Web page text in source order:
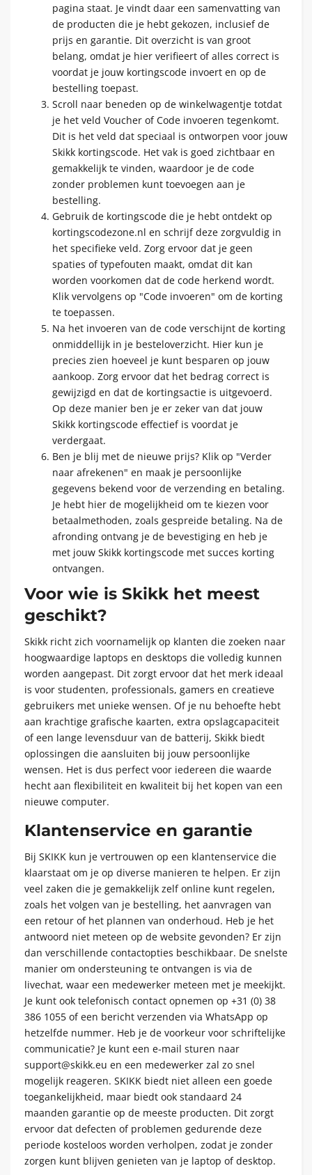
pagina staat. Je vindt daar een samenvatting van
de producten die je hebt gekozen, inclusief de
prijs en garantie. Dit overzicht is van groot
belang, omdat je hier verifieert of alles correct is
voordat je jouw kortingscode invoert en op de
bestelling toepast.
Scroll naar beneden op de winkelwagentje totdat
je het veld Voucher of Code invoeren tegenkomt.
Dit is het veld dat speciaal is ontworpen voor jouw
Skikk kortingscode. Het vak is goed zichtbaar en
gemakkelijk te vinden, waardoor je de code
zonder problemen kunt toevoegen aan je
bestelling.
Gebruik de kortingscode die je hebt ontdekt op
kortingscodezone.nl en schrijf deze zorgvuldig in
het specifieke veld. Zorg ervoor dat je geen
spaties of typefouten maakt, omdat dit kan
worden voorkomen dat de code herkend wordt.
Klik vervolgens op "Code invoeren" om de korting
te toepassen.
Na het invoeren van de code verschijnt de korting
onmiddellijk in je besteloverzicht. Hier kun je
precies zien hoeveel je kunt besparen op jouw
aankoop. Zorg ervoor dat het bedrag correct is
gewijzigd en dat de kortingsactie is uitgevoerd.
Op deze manier ben je er zeker van dat jouw
Skikk kortingscode effectief is voordat je
verdergaat.
Ben je blij met de nieuwe prijs? Klik op "Verder
naar afrekenen" en maak je persoonlijke
gegevens bekend voor de verzending en betaling.
Je hebt hier de mogelijkheid om te kiezen voor
betaalmethoden, zoals gespreide betaling. Na de
afronding ontvang je de bevestiging en heb je
met jouw Skikk kortingscode met succes korting
ontvangen.
Voor wie is Skikk het meest
geschikt?
Skikk richt zich voornamelijk op klanten die zoeken naar
hoogwaardige laptops en desktops die volledig kunnen
worden aangepast. Dit zorgt ervoor dat het merk ideaal
is voor studenten, professionals, gamers en creatieve
gebruikers met unieke wensen. Of je nu behoefte hebt
aan krachtige grafische kaarten, extra opslagcapaciteit
of een lange levensduur van de batterij, Skikk biedt
oplossingen die aansluiten bij jouw persoonlijke
wensen. Het is dus perfect voor iedereen die waarde
hecht aan flexibiliteit en kwaliteit bij het kopen van een
nieuwe computer.
Klantenservice en garantie
Bij SKIKK kun je vertrouwen op een klantenservice die
klaarstaat om je op diverse manieren te helpen. Er zijn
veel zaken die je gemakkelijk zelf online kunt regelen,
zoals het volgen van je bestelling, het aanvragen van
een retour of het plannen van onderhoud. Heb je het
antwoord niet meteen op de website gevonden? Er zijn
dan verschillende contactopties beschikbaar. De snelste
manier om ondersteuning te ontvangen is via de
livechat, waar een medewerker meteen met je meekijkt.
Je kunt ook telefonisch contact opnemen op +31 (0) 38
386 1055 of een bericht verzenden via WhatsApp op
hetzelfde nummer. Heb je de voorkeur voor schriftelijke
communicatie? Je kunt een e-mail sturen naar
support@skikk.eu en een medewerker zal zo snel
mogelijk reageren. SKIKK biedt niet alleen een goede
toegankelijkheid, maar biedt ook standaard 24
maanden garantie op de meeste producten. Dit zorgt
ervoor dat defecten of problemen gedurende deze
periode kosteloos worden verholpen, zodat je zonder
zorgen kunt blijven genieten van je laptop of desktop.